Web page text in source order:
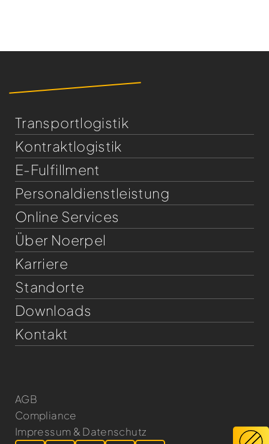
Transportlogistik
Kontraktlogistik
E-Fulfillment
Personaldienst­leistung
Online Services
Über Noerpel
Karriere
Standorte
Downloads
Kontakt
AGB
Compliance
Impressum & Datenschutz